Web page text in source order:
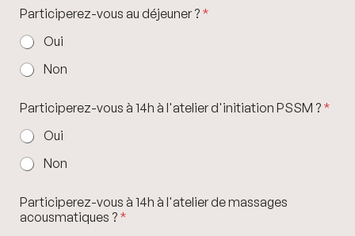
Participerez-vous au déjeuner ? *
Oui
Non
Participerez-vous à 14h à l'atelier d'initiation PSSM ? *
Oui
Non
Participerez-vous à 14h à l'atelier de massages
acousmatiques ? *